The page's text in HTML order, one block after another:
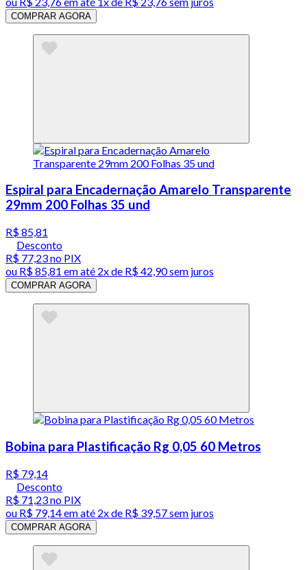
COMPRAR AGORA
Espiral para Encadernação Amarelo Transparente
29mm 200 Folhas 35 und
R$ 85,81
Desconto
R$ 77,23no PIX
ou R$ 85,81 em até 2x de R$ 42,90 sem juros
COMPRAR AGORA
Bobina para Plastificação Rg 0,05 60 Metros
R$ 79,14
Desconto
R$ 71,23no PIX
ou R$ 79,14em até 2x de R$ 39,57 sem juros
COMPRAR AGORA